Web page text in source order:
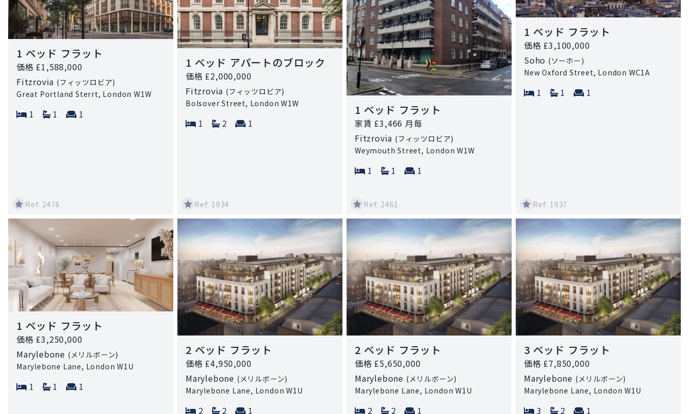
1 ベッド フラット
価格 £1,588,000
Fitzrovia (フィッツロビア)
Great Portland Sterrt, London W1W
Bedrooms:
1 Bathrooms:
1 Reception rooms:
1
Ref: 2476
1 ベッド アパートのブロック
価格 £2,000,000
Fitzrovia (フィッツロビア)
Bolsover Street, London W1W
Bedrooms:
1 Bathrooms:
2 Reception rooms:
1
Ref: 1934
1 ベッド フラット
家賃 £3,466 月毎
Fitzrovia (フィッツロビア)
Weymouth Street, London W1W
Bedrooms:
1 Bathrooms:
1 Reception rooms:
1
Ref: 2461
1 ベッド フラット
価格 £3,100,000
Soho (ソーホー)
New Oxford Street, London WC1A
Bedrooms:
1 Bathrooms:
1 Reception rooms:
1
Ref: 1937
1 ベッド フラット
価格 £3,250,000
Marylebone (メリルボーン)
Marylebone Lane, London W1U
Bedrooms:
1 Bathrooms:
1 Reception rooms:
1
2 ベッド フラット
価格 £4,950,000
Marylebone (メリルボーン)
Marylebone Lane, London W1U
Bedrooms:
2 Bathrooms:
2 Reception rooms:
1
2 ベッド フラット
価格 £5,650,000
Marylebone (メリルボーン)
Marylebone Lane, London W1U
Bedrooms:
2 Bathrooms:
2 Reception rooms:
1
3 ベッド フラット
価格 £7,850,000
Marylebone (メリルボーン)
Marylebone Lane, London W1U
Bedrooms:
3 Bathrooms:
2 Reception rooms:
1